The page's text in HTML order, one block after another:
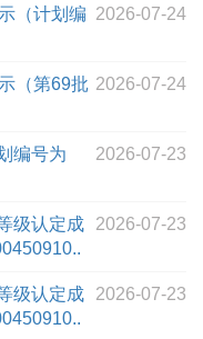
2026-07-24
（计划编
2026-07-24
（第69批
2026-07-23
编号为
2026-07-23
级认定成
2026-07-23
级认定成